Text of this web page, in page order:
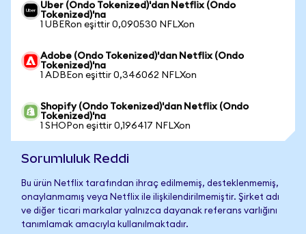
Uber (Ondo Tokenized)'dan Netflix (Ondo
Tokenized)'na
1 UBERon eşittir 0,090530 NFLXon
Adobe (Ondo Tokenized)'dan Netflix (Ondo
Tokenized)'na
1 ADBEon eşittir 0,346062 NFLXon
Shopify (Ondo Tokenized)'dan Netflix (Ondo
Tokenized)'na
1 SHOPon eşittir 0,196417 NFLXon
Sorumluluk Reddi
Bu ürün Netflix tarafından ihraç edilmemiş, desteklenmemiş,
onaylanmamış veya Netflix ile ilişkilendirilmemiştir. Şirket adı
ve diğer ticari markalar yalnızca dayanak referans varlığını
tanımlamak amacıyla kullanılmaktadır.